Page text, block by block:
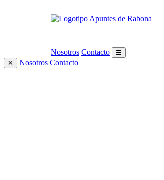
Nosotros Contacto
☰
✕
Nosotros Contacto